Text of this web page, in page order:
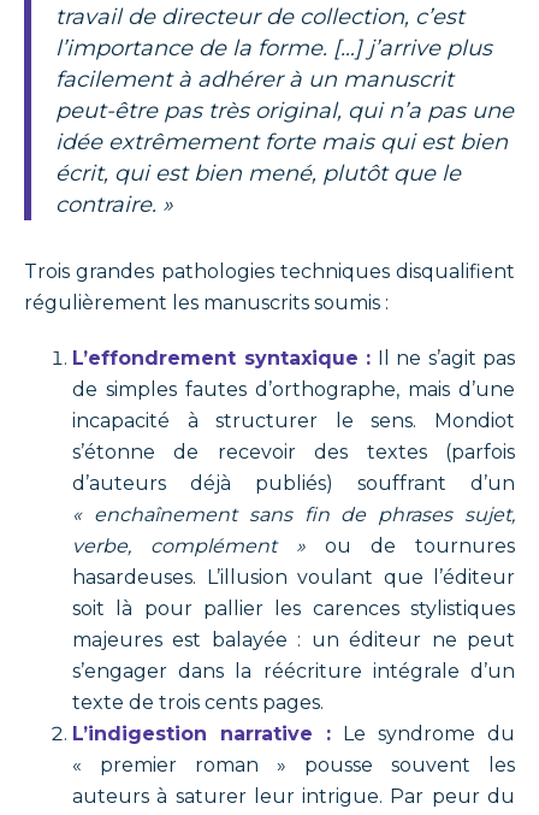
travail de directeur de collection, c’est
l’importance de la forme. […] j’arrive plus
facilement à adhérer à un manuscrit
peut-être pas très original, qui n’a pas une
idée extrêmement forte mais qui est bien
écrit, qui est bien mené, plutôt que le
contraire. »
Trois grandes pathologies techniques disqualifient
régulièrement les manuscrits soumis :
L’effondrement syntaxique : Il ne s’agit pas
de simples fautes d’orthographe, mais d’une
incapacité à structurer le sens. Mondiot
s’étonne de recevoir des textes (parfois
d’auteurs déjà publiés) souffrant d’un
« enchaînement sans fin de phrases sujet,
verbe, complément » ou de tournures
hasardeuses. L’illusion voulant que l’éditeur
soit là pour pallier les carences stylistiques
majeures est balayée : un éditeur ne peut
s’engager dans la réécriture intégrale d’un
texte de trois cents pages.
L’indigestion narrative : Le syndrome du
« premier roman » pousse souvent les
auteurs à saturer leur intrigue. Par peur du